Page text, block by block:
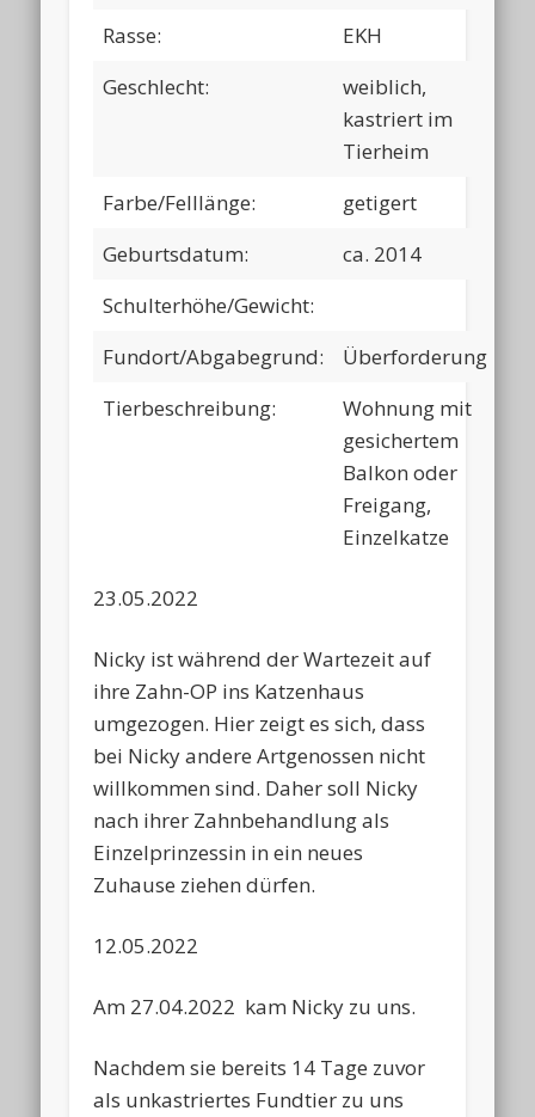
Rasse:
EKH
Geschlecht:
weiblich,
kastriert im
Tierheim
Farbe/Felllänge:
getigert
Geburtsdatum:
ca. 2014
Schulterhöhe/Gewicht:
Fundort/Abgabegrund:
Überforderung
Tierbeschreibung:
Wohnung mit
gesichertem
Balkon oder
Freigang,
Einzelkatze
23.05.2022
Nicky ist während der Wartezeit auf
ihre Zahn-OP ins Katzenhaus
umgezogen. Hier zeigt es sich, dass
bei Nicky andere Artgenossen nicht
willkommen sind. Daher soll Nicky
nach ihrer Zahnbehandlung als
Einzelprinzessin in ein neues
Zuhause ziehen dürfen.
12.05.2022
Am 27.04.2022 kam Nicky zu uns.
Nachdem sie bereits 14 Tage zuvor
als unkastriertes Fundtier zu uns